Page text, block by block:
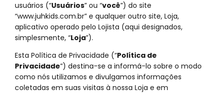
usuários (“Usuários” ou “você”) do site
“www.juhkids.com.br” e qualquer outro site, Loja,
aplicativo operado pelo Lojista (aqui designados,
simplesmente, “Loja”).
Esta Política de Privacidade (“Política de
Privacidade”) destina-se a informá-lo sobre o modo
como nós utilizamos e divulgamos informações
coletadas em suas visitas à nossa Loja e em